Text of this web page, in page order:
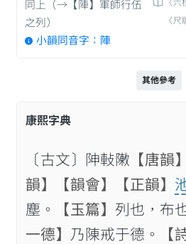
〈
〈
同上（→【陣】軍師行伍
之列）
小韻同音字：陣
其他參考
康熙字典
〔古文〕𨸬軙敶 【唐韻】
韻】
【韻會】 【正韻】
塵。
【玉篇】 列也，布
一德】 乃陳戒于德。 【